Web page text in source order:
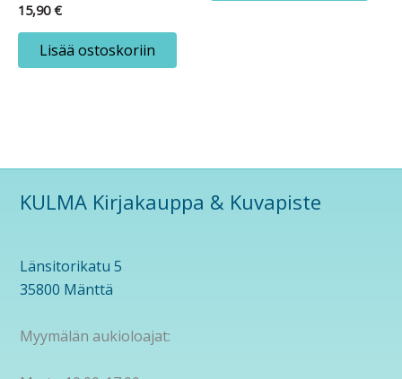
15,90€
Lisää ostoskoriin
KULMA Kirjakauppa & Kuvapiste
Länsitorikatu 5
35800 Mänttä
Myymälän aukioloajat: